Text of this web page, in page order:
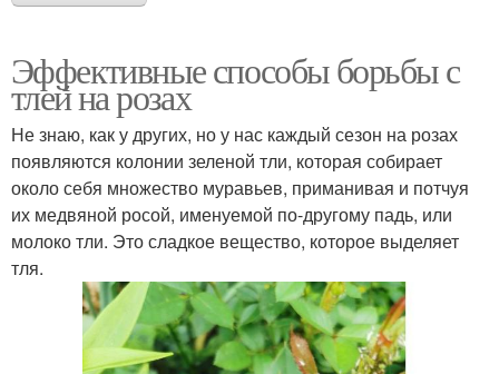
Эффективные способы борьбы с
тлей на розах
Не знаю, как у других, но у нас каждый сезон на розах
появляются колонии зеленой тли, которая собирает
около себя множество муравьев, приманивая и потчуя
их медвяной росой, именуемой по-другому падь, или
молоко тли. Это сладкое вещество, которое выделяет
тля.